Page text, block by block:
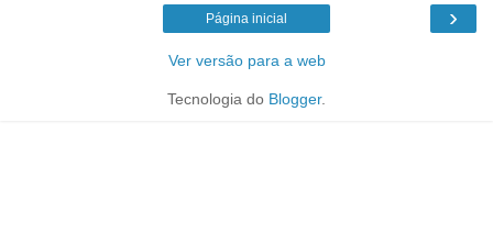
›
Página inicial
Ver versão para a web
Tecnologia do Blogger.